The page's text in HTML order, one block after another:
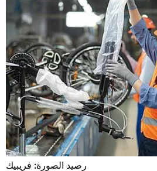
رصيد الصورة: فريبيك